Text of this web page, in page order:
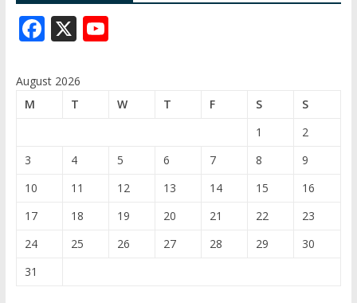
F
e
X Y
T
b
e
C
h
a
August 2026
M
T W T F S
S
1
2
3
4 5 6 7 8
9
10
11 12 13 14 15
16
17
18 19 20 21 22
23
24
25 26 27 28 29
30
31